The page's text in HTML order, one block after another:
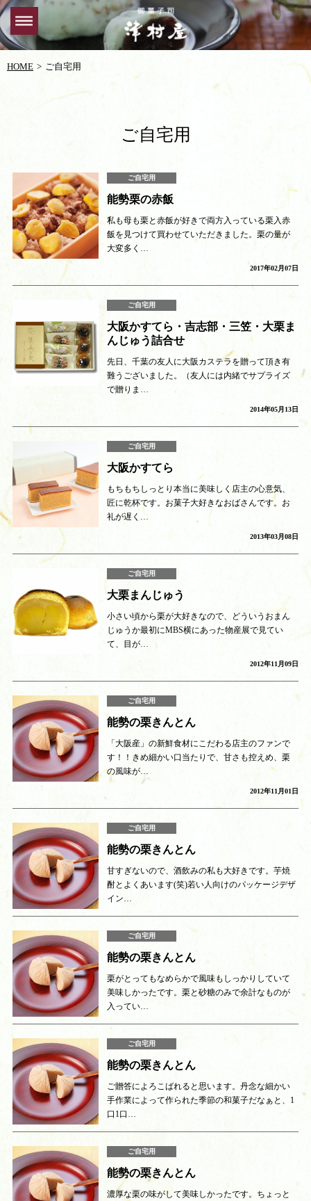
HOME ご自宅用
ご自宅用
ご自宅用
能勢栗の赤飯
私も母も栗と赤飯が好きで両方入っている栗入赤
飯を見つけて買わせていただきました。栗の量が
大変多く…
2017年02月07日
ご自宅用
大阪かすてら・吉志部・三笠・大栗ま
んじゅう詰合せ
先日、千葉の友人に大阪カステラを贈って頂き有
難うございました。（友人には内緒でサプライズ
で贈りま…
2014年05月13日
ご自宅用
大阪かすてら
もちもちしっとり本当に美味しく店主の心意気、
匠に乾杯です。お菓子大好きなおばさんです。お
礼が遅く…
2013年03月08日
ご自宅用
大栗まんじゅう
小さい頃から栗が大好きなので、どういうおまん
じゅうか最初にMBS横にあった物産展で見てい
て、目が…
2012年11月09日
ご自宅用
能勢の栗きんとん
「大阪産」の新鮮食材にこだわる店主のファンで
す！！きめ細かい口当たりで、甘さも控えめ、栗
の風味が…
2012年11月01日
ご自宅用
能勢の栗きんとん
甘すぎないので、酒飲みの私も大好きです。芋焼
酎とよくあいます(笑)若い人向けのパッケージデザ
イン…
ご自宅用
能勢の栗きんとん
栗がとってもなめらかで風味もしっかりしていて
美味しかったです。栗と砂糖のみで余計なものが
入ってい…
ご自宅用
能勢の栗きんとん
ご贈答によろこばれると思います。丹念な細かい
手作業によって作られた季節の和菓子だなぁと、1
口1口…
ご自宅用
能勢の栗きんとん
濃厚な栗の味がして美味しかったです。ちょっと